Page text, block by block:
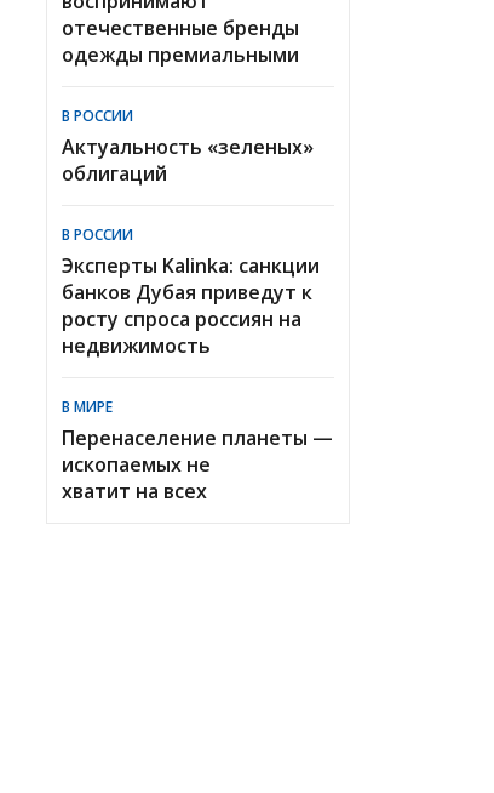
отечественные бренды
одежды премиальными
В РОССИИ
Актуальность «зеленых»
облигаций
В РОССИИ
Эксперты Kalinka: санкции
банков Дубая приведут к
росту спроса россиян на
недвижимость
В МИРЕ
Перенаселение планеты —
ископаемых не
хватит на всех